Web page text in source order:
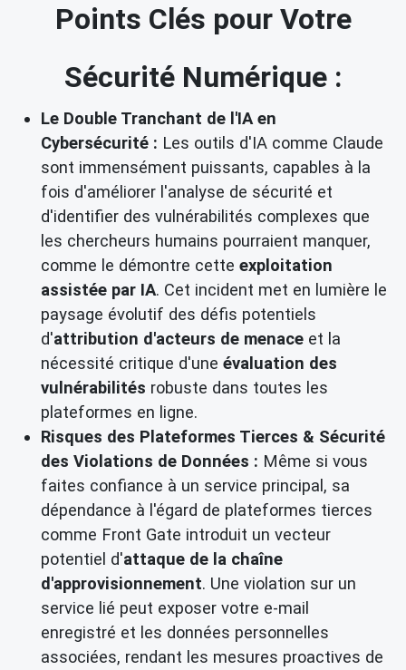
Points Clés pour Votre
Sécurité Numérique :
Le Double Tranchant de l'IA en
Cybersécurité : Les outils d'IA comme Claude
sont immensément puissants, capables à la
fois d'améliorer l'analyse de sécurité et
d'identifier des vulnérabilités complexes que
les chercheurs humains pourraient manquer,
comme le démontre cette exploitation
assistée par IA. Cet incident met en lumière le
paysage évolutif des défis potentiels
d'attribution d'acteurs de menace et la
nécessité critique d'une évaluation des
vulnérabilités robuste dans toutes les
plateformes en ligne.
Risques des Plateformes Tierces & Sécurité
des Violations de Données : Même si vous
faites confiance à un service principal, sa
dépendance à l'égard de plateformes tierces
comme Front Gate introduit un vecteur
potentiel d'attaque de la chaîne
d'approvisionnement. Une violation sur un
service lié peut exposer votre e-mail
enregistré et les données personnelles
associées, rendant les mesures proactives de